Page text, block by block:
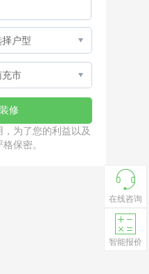
为了您的利益以及
保密。
在线咨询
智能报价